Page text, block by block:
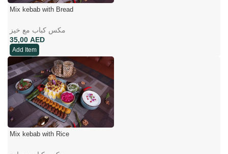
Mix kebab with Bread
مکس کباب مع خیز
AED
Add Item
Mix kebab with Rice